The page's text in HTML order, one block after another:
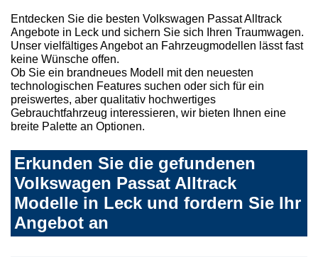
Entdecken Sie die besten Volkswagen Passat Alltrack
Angebote in Leck und sichern Sie sich Ihren Traumwagen.
Unser vielfältiges Angebot an Fahrzeugmodellen lässt fast
keine Wünsche offen.
Ob Sie ein brandneues Modell mit den neuesten
technologischen Features suchen oder sich für ein
preiswertes, aber qualitativ hochwertiges
Gebrauchtfahrzeug interessieren, wir bieten Ihnen eine
breite Palette an Optionen.
Erkunden Sie die gefundenen
Volkswagen Passat Alltrack
Modelle in Leck und fordern Sie Ihr
Angebot an